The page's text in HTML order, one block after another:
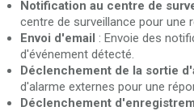
Notification au centre de
centre de surveillance pour une
Envoi d'email : Envoie des
d'événement détecté.
Déclenchement de la sortie
d'alarme externes pour une
Déclenchement